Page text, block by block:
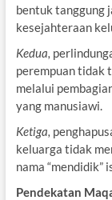
bentuk tanggung
kesejahteraan
Kedua,
perempuan tidak
melalui
yang manusiawi.
Ketiga,
keluarga tidak
nama “mendidik”
Pendekatan